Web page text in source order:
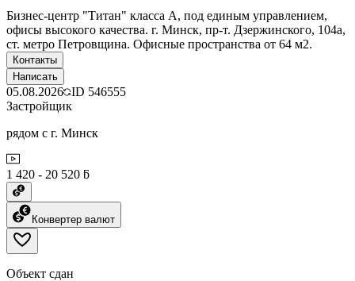
Бизнес-центр "Титан" класса А, под единым управлением,
офисы высокого качества. г. Минск, пр-т. Дзержинского, 104а,
ст. метро Петровщина. Офисные пространства от 64 м2.
Контакты
Написать
05.08.2026 ID 546555
Застройщик
рядом с г. Минск
1 420 - 20 520 ƃ
Конвертер валют
Объект сдан